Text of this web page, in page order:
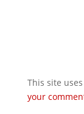
This site
your